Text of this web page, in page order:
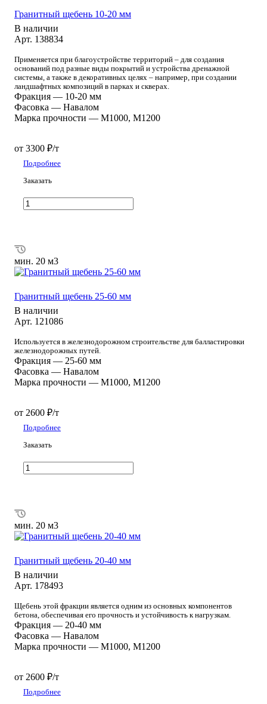
Гранитный щебень 10-20 мм
В наличии
Арт. 138834
Применяется при благоустройстве территорий – для создания
оснований под разные виды покрытий и устройства дренажной
системы, а также в декоративных целях – например, при создании
ландшафтных композиций в парках и скверах.
Фракция — 10-20 мм
Фасовка — Навалом
Марка прочности — М1000, М1200
от 3300 ₽/т
Подробнее
Заказать
мин. 20 м3
Гранитный щебень 25-60 мм
В наличии
Арт. 121086
Используется в железнодорожном строительстве для балластировки
железнодорожных путей.
Фракция — 25-60 мм
Фасовка — Навалом
Марка прочности — М1000, М1200
от 2600 ₽/т
Подробнее
Заказать
мин. 20 м3
Гранитный щебень 20-40 мм
В наличии
Арт. 178493
Щебень этой фракции является одним из основных компонентов
бетона, обеспечивая его прочность и устойчивость к нагрузкам.
Фракция — 20-40 мм
Фасовка — Навалом
Марка прочности — М1000, М1200
от 2600 ₽/т
Подробнее